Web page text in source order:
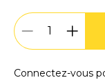
Connectez-vous